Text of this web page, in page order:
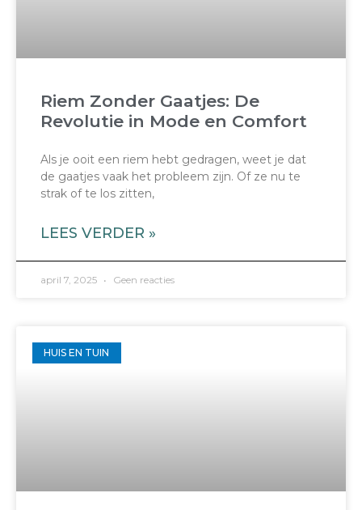
Riem Zonder Gaatjes: De
Revolutie in Mode en Comfort
Als je ooit een riem hebt gedragen, weet je dat
de gaatjes vaak het probleem zijn. Of ze nu te
strak of te los zitten,
LEES VERDER »
april 7, 2025 Geen reacties
HUIS EN TUIN